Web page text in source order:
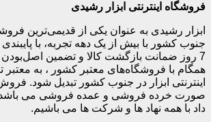
فروشگاه اینترنتی ابزار رشیدی
ابزار رشیدی به عنوان یکی از قدیمی‌ترین
جنوب کشور با بیش از یک دهه تجربه، با
7 روز ضمانت بازگشت کالا و تضمین اصل‌بودن
همگام با فروشگاه‌های معتبر کشور ، به معتبر
اینترنتی ابزار در جنوب کشور تبدیل شود. فروش
صورت خرده فروشی و عمده فروشی می باشد و
داد با همه نهاد ها و شرکت ها می باشیم.